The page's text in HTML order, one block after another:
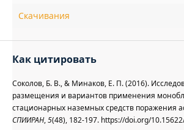
Скачивания
Как цитировать
Соколов, Б. В., & Минаков, Е. П. (2016).
размещения и вариантов применения
стационарных наземных средств поражения
СПИИРАН,5(48), 182-197. https://doi.org/